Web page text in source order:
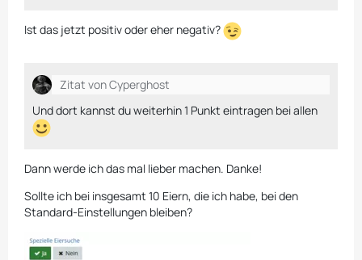
Ist das jetzt positiv oder eher negativ?
Zitat von Cyperghost
Und dort kannst du weiterhin 1 Punkt eintragen bei allen
Dann werde ich das mal lieber machen. Danke!
Sollte ich bei insgesamt 10 Eiern, die ich habe, bei den
Standard-Einstellungen bleiben?